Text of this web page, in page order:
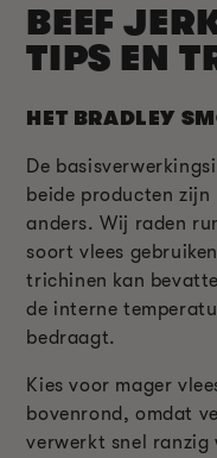
BEEF
TIPS EN
HET BRADLEY
De
beide producten zijn
anders. Wij raden
soort vlees
trichinen kan
de interne
bedraagt.
Kies voor mager
bovenrond, omdat
verwerkt snel ranzig